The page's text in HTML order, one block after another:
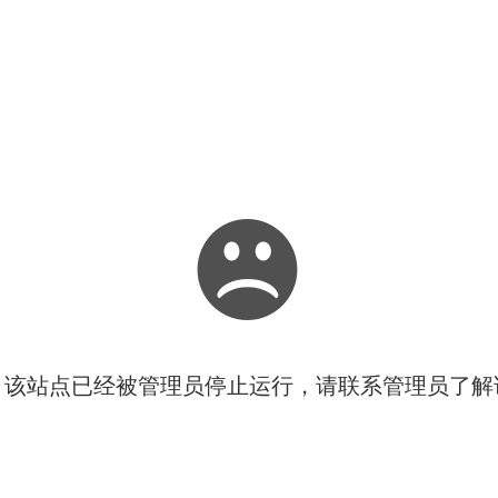
站点已经被管理员停止运行，请联系管理员了